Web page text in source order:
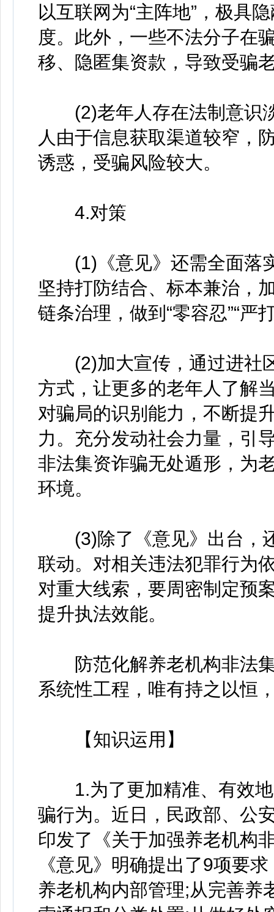
以互联网为“主阵地”，极具
度。此外，一些不法分子在
移、隐匿集资款，导致受骗
(2)老年人存在法制意识
人由于信息获取渠道较窄，
诱惑，受骗风险较大。
4.对策
(1)《意见》还需全面落
坚持打防结合、标本兼治，
链条治理，做到“零容忍”“严
(2)加大宣传，通过进社
方式，让更多的老年人了解
对骗局的识别能力，不断提
力。充分发动社会力量，引
非法集资诈骗无处遁形，为
环境。
(3)除了《意见》出台，
联动。对相关违法犯罪行为
对重大线索，要周密制定预
提升执法效能。
防范化解养老机构非法集
系统性工程，唯有持之以恒
【知识运用】
1.为了更加精准、有效地
骗行为。近日，民政部、公
印发了《关于加强养老机构
《意见》明确提出了9项要
养老机构内部管理;从完善养